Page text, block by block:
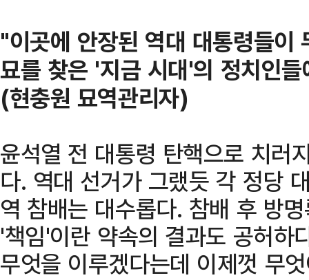
"이곳에 안장된 역대 대통령들이
묘를 찾은 '지금 시대'의 정치인
(현충원 묘역관리자)
윤석열 전 대통령 탄핵으로 치러
다. 역대 선거가 그랬듯 각 정당
역 참배는 대수롭다. 참배 후 방
'책임'이란 약속의 결과도 공허하
무엇을 이루겠다는데 이제껏 무